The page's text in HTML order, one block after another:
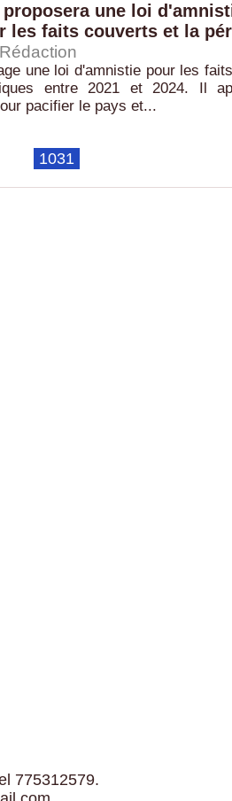
une loi
les faits couverts et la
Rédaction
une loi d'amnistie pour les
entre 2021 et 2024. Il
pacifier le pays et...
1031
775312579.